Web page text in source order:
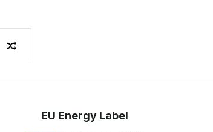
EU Energy Label